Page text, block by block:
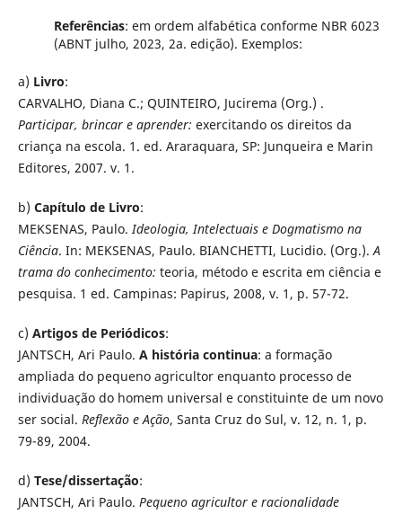
Referências: em ordem alfabética conforme NBR 6023
(ABNT julho, 2023, 2a. edição). Exemplos:
a) Livro:
CARVALHO, Diana C.; QUINTEIRO, Jucirema (Org.) .
Participar, brincar e aprender: exercitando os direitos da
criança na escola. 1. ed. Araraquara, SP: Junqueira e Marin
Editores, 2007. v. 1.
b) Capítulo de Livro:
MEKSENAS, Paulo.Ideologia, Intelectuais e Dogmatismo na
Ciência. In: MEKSENAS, Paulo. BIANCHETTI, Lucidio. (Org.).A
trama do conhecimento: teoria, método e escrita em ciência e
pesquisa. 1 ed. Campinas: Papirus, 2008, v. 1, p. 57-72.
c) Artigos de Periódicos:
JANTSCH, Ari Paulo. A história continua: a formação
ampliada do pequeno agricultor enquanto processo de
individuação do homem universal e constituinte de um novo
ser social. Reflexão e Ação, Santa Cruz do Sul, v. 12, n. 1, p.
79-89, 2004.
d) Tese/dissertação:
JANTSCH, Ari Paulo. Pequeno agricultor e racionalidade